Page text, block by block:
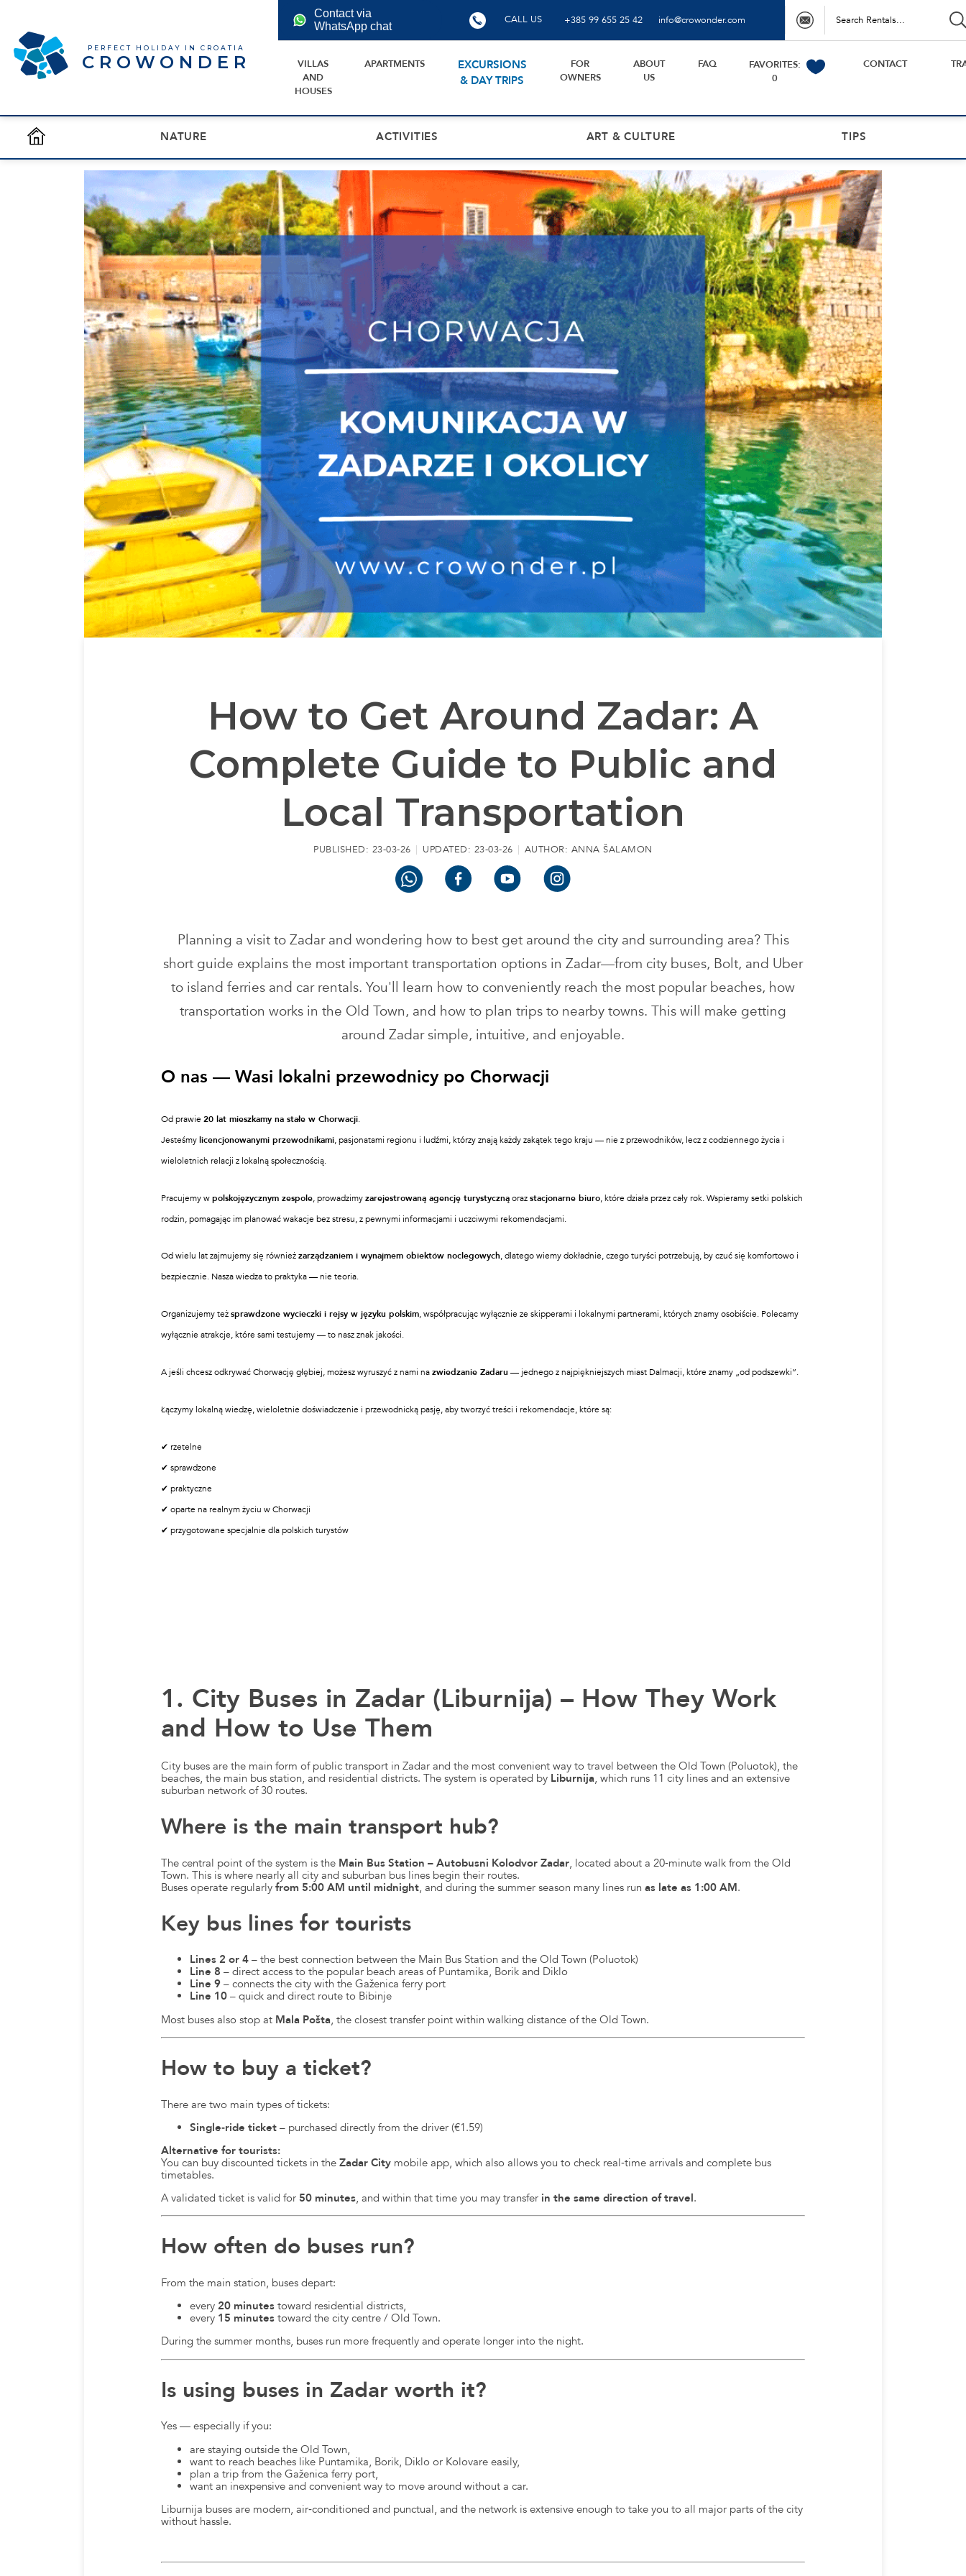
PERFECT HOLIDAY IN CROATIA
CROWONDER
Contact via
WhatsApp chat
CALL US +385 99 655 25 42 info@crowonder.com
VILLAS
AND
HOUSES
APARTMENTS
EXCURSIONS
& DAY TRIPS
FOR
OWNERS
ABOUT
US
FAQ
FAVORITES:
0
CONTACT
NATURE ACTIVITIES ART & CULTURE TIPS
How to Get Around Zadar: A
Complete Guide to Public and
Local Transportation
PUBLISHED: 23-03-26 UPDATED: 23-03-26 AUTHOR: ANNA ŠALAMON
Planning a visit to Zadar and wondering how to best get around the city and surrounding area? This
short guide explains the most important transportation options in Zadar—from city buses, Bolt, and Uber
to island ferries and car rentals. You'll learn how to conveniently reach the most popular beaches, how
transportation works in the Old Town, and how to plan trips to nearby towns. This will make getting
around Zadar simple, intuitive, and enjoyable.
O nas — Wasi lokalni przewodnicy po Chorwacji
Od prawie 20 lat mieszkamy na stałe w Chorwacji.
Jesteśmylicencjonowanymi przewodnikami, pasjonatami regionu i ludźmi, którzy znają każdy zakątek tego kraju — nie z przewodników, lecz z codziennego życia i
wieloletnich relacji z lokalną społecznością.
Pracujemy wpolskojęzycznym zespole, prowadzimyzarejestrowaną agencję turystycznąorazstacjonarne biuro, które działa przez cały rok. Wspieramy setki polskich
rodzin, pomagając im planować wakacje bez stresu, z pewnymi informacjami i uczciwymi rekomendacjami.
Od wielu lat zajmujemy się równieżzarządzaniem i wynajmem obiektów noclegowych, dlatego wiemy dokładnie, czego turyści potrzebują, by czuć się komfortowo i
bezpiecznie. Nasza wiedza to praktyka — nie teoria.
Organizujemy teżsprawdzone wycieczki i rejsy w języku polskim, współpracując wyłącznie ze skipperami i lokalnymi partnerami, których znamy osobiście. Polecamy
wyłącznie atrakcje, które sami testujemy — to nasz znak jakości.
A jeśli chcesz odkrywać Chorwację głębiej, możesz wyruszyć z nami nazwiedzanie Zadaru — jednego z najpiękniejszych miast Dalmacji, które znamy „od podszewki”.
Łączymy lokalną wiedzę, wieloletnie doświadczenie i przewodnicką pasję, aby tworzyć treści i rekomendacje, które są:
✔ rzetelne
✔ sprawdzone
✔ praktyczne
✔ oparte na realnym życiu w Chorwacji
✔ przygotowane specjalnie dla polskich turystów